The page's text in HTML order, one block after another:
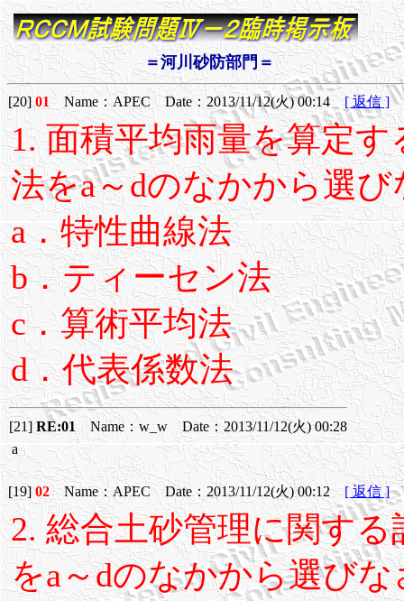
＝河川砂防部門＝
[20]01Name：APEC Date：2013/11/12(火) 00:14[ 返信 ]
1. 面積平均雨量を算定
法をa～dのなかから選
a．特性曲線法
b．ティーセン法
c．算術平均法
d．代表係数法
[21]RE:01Name：w_w Date：2013/11/12(火) 00:28
a
[19]02Name：APEC Date：2013/11/12(火) 00:12[ 返信 ]
2. 総合土砂管理に関す
をa～dのなかから選びな